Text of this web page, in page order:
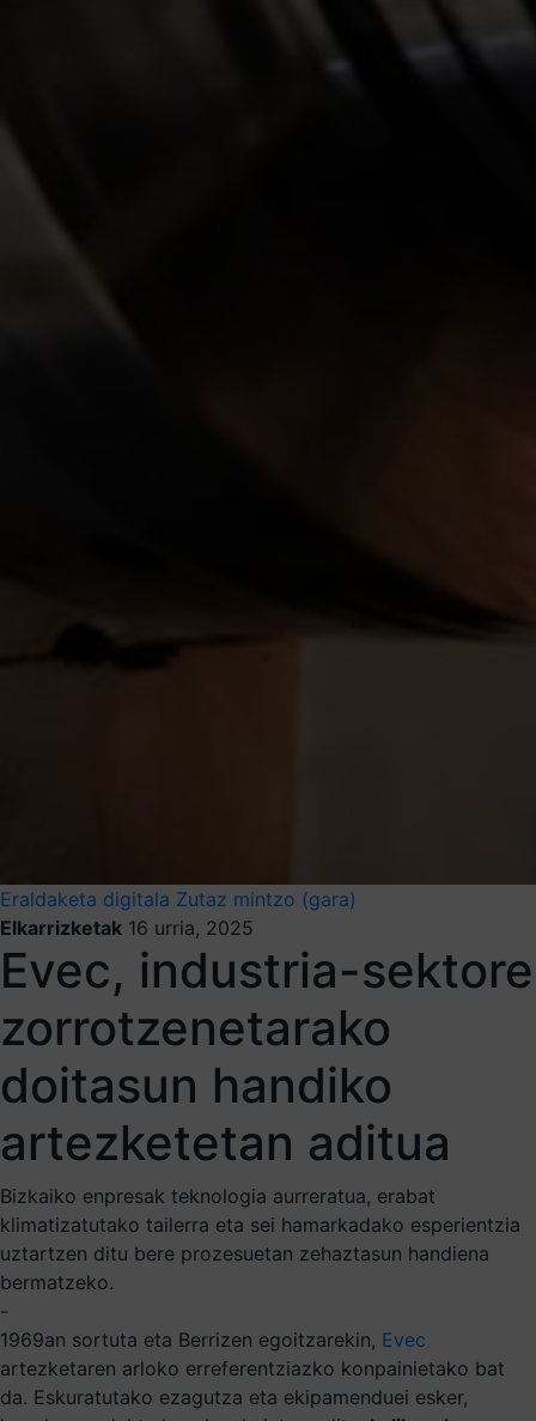
Eraldaketa digitala Zutaz mintzo (gara)
Elkarrizketak 16 urria, 2025
Evec, industria-sektore
zorrotzenetarako
doitasun handiko
artezketetan aditua
Bizkaiko enpresak teknologia aurreratua, erabat
klimatizatutako tailerra eta sei hamarkadako esperientzia
uztartzen ditu bere prozesuetan zehaztasun handiena
bermatzeko.
-
1969an sortuta eta Berrizen egoitzarekin, Evec
artezketaren arloko erreferentziazko konpainietako bat
da. Eskuratutako ezagutza eta ekipamenduei esker,